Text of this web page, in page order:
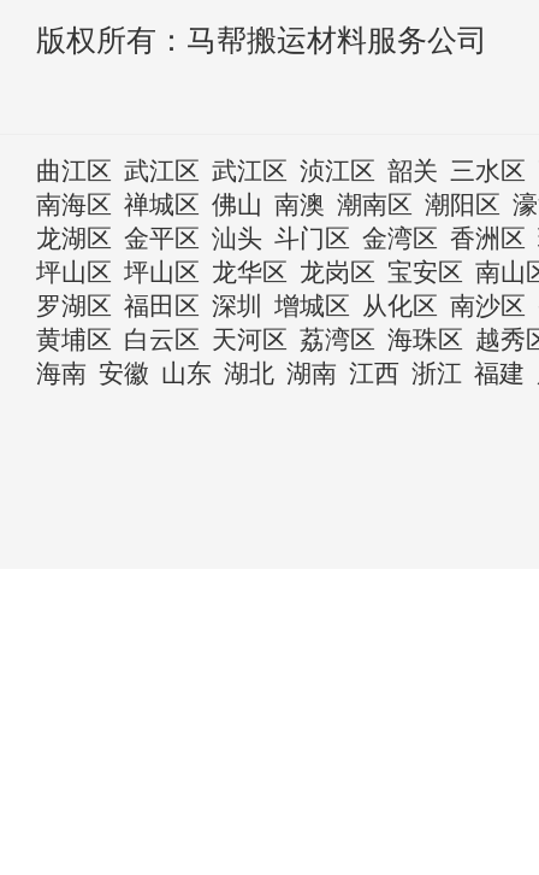
版权所有：马帮搬运材料服务公司
曲江区 武江区 武江区 浈江区 韶关 三水区
南海区 禅城区 佛山 南澳 潮南区 潮阳区
龙湖区 金平区 汕头 斗门区 金湾区 香洲区
坪山区 坪山区 龙华区 龙岗区 宝安区 南山
罗湖区 福田区 深圳 增城区 从化区 南沙区
黄埔区 白云区 天河区 荔湾区 海珠区 越秀
海南 安徽 山东 湖北 湖南 江西 浙江 福建